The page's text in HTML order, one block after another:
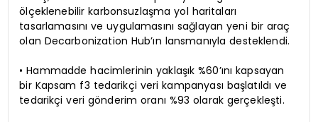
ölçeklenebilir karbonsuzlaşma yol haritaları
tasarlamasını ve uygulamasını sağlayan yeni bir araç
olan Decarbonization Hub’ın lansmanıyla desteklendi.
• Hammadde hacimlerinin yaklaşık %60’ını kapsayan
bir Kapsam f3 tedarikçi veri kampanyası başlatıldı ve
tedarikçi veri gönderim oranı %93 olarak gerçekleşti.